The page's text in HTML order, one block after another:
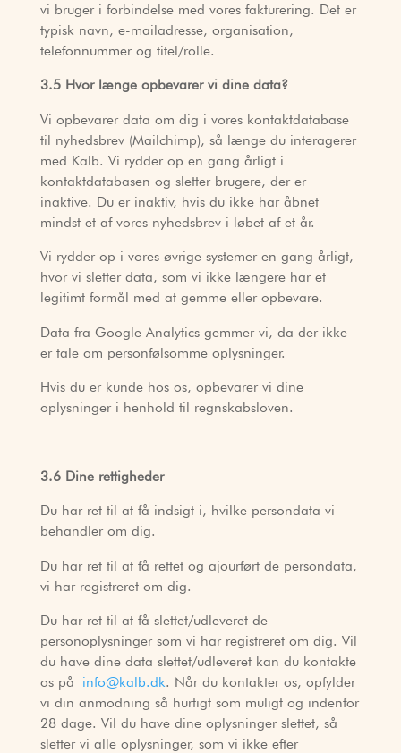
vi bruger i forbindelse med vores fakturering. Det er
typisk navn, e-mailadresse, organisation,
telefonnummer og titel/rolle.
3.5 Hvor længe opbevarer vi dine data?
Vi opbevarer data om dig i vores kontaktdatabase
til nyhedsbrev (Mailchimp), så længe du interagerer
med Kalb. Vi rydder op en gang årligt i
kontaktdatabasen og sletter brugere, der er
inaktive. Du er inaktiv, hvis du ikke har åbnet
mindst et af vores nyhedsbrev i løbet af et år.
Vi rydder op i vores øvrige systemer en gang årligt,
hvor vi sletter data, som vi ikke længere har et
legitimt formål med at gemme eller opbevare.
Data fra Google Analytics gemmer vi, da der ikke
er tale om personfølsomme oplysninger.
Hvis du er kunde hos os, opbevarer vi dine
oplysninger i henhold til regnskabsloven.
3.6 Dine rettigheder
Du har ret til at få indsigt i, hvilke persondata vi
behandler om dig.
Du har ret til at få rettet og ajourført de persondata,
vi har registreret om dig.
Du har ret til at få slettet/udleveret de
personoplysninger som vi har registreret om dig. Vil
du have dine data slettet/udleveret kan du kontakte
os på info@kalb.dk. Når du kontakter os, opfylder
vi din anmodning så hurtigt som muligt og indenfor
28 dage. Vil du have dine oplysninger slettet, så
sletter vi alle oplysninger, som vi ikke efter